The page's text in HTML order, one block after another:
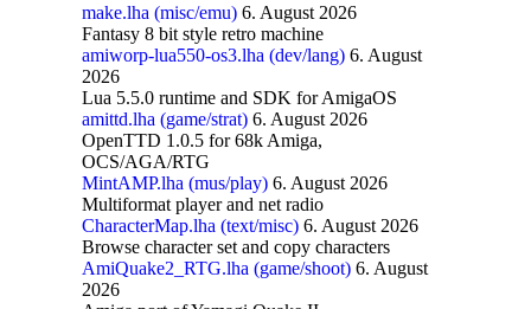
make.lha (misc/emu) 6. August 2026
Fantasy 8 bit style retro machine
amiworp-lua550-os3.lha (dev/lang) 6. August
2026
Lua 5.5.0 runtime and SDK for AmigaOS
amittd.lha (game/strat) 6. August 2026
OpenTTD 1.0.5 for 68k Amiga,
OCS/AGA/RTG
MintAMP.lha (mus/play) 6. August 2026
Multiformat player and net radio
CharacterMap.lha (text/misc) 6. August 2026
Browse character set and copy characters
AmiQuake2_RTG.lha (game/shoot) 6. August
2026